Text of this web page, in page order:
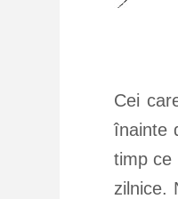
Cei
înainte
timp ce
zilnice.